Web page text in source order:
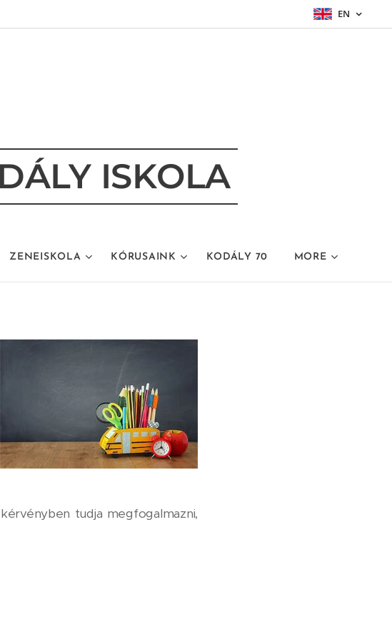
EN
ISKOLA
ZENEISKOLA KÓRUSAINK KODÁLY 70 MORE
tudja megfogalmazni,